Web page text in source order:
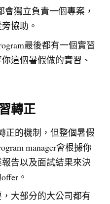
會獨立負責一個專案，
協助。
最後都有一個實習
這個暑假做的實習、
轉正
正的機制，但整個暑假
manager會根據你
告以及面試結果來決
。
大部分的大公司都有